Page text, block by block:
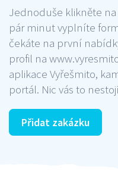
Jednoduše klikněte
pár minut vyplníte
čekáte na první
profil na
aplikace Vyřešmito,
portál. Nic vás to
Přidat zakázku